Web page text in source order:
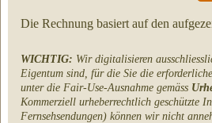
Die Rechnung basiert auf den
WICHTIG: Wir digitalisieren
Eigentum sind, für die Sie die
unter die Fair-Use-Ausnahme gemäss
Kommerziell urheberrechtlich geschützte
Fernsehsendungen) können wir nicht